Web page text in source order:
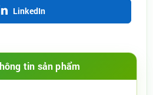
LinkedIn
tin sản phẩm